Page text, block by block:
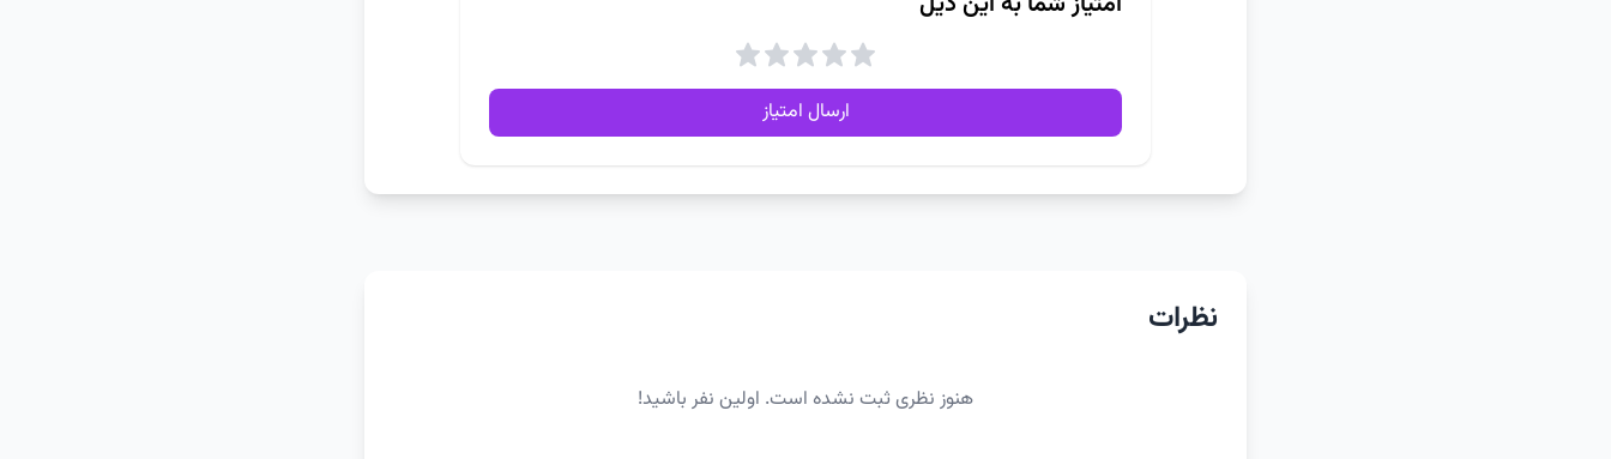
ارسال امتیاز
نظرات
هنوز نظری ثبت نشده است. اولین نفر باشید!